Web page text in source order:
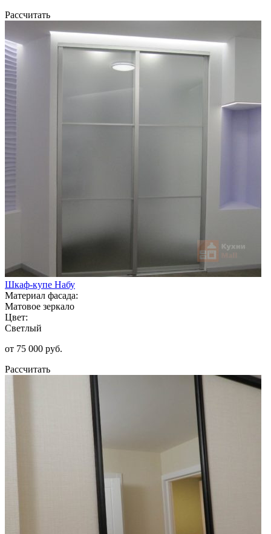
Рассчитать
Шкаф-купе Набу
Материал фасада:
Матовое зеркало
Цвет:
Светлый
от 75 000 руб.
Рассчитать